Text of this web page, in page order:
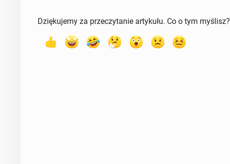
Dziękujemy za przeczytanie artykułu. Co o tym myślisz?